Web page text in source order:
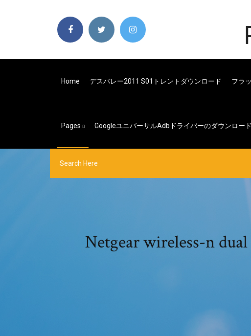
Home デスバレー2011 S01トレントダウンロード フラ
Pages Googleユニバーサルadbドライバーのダウンロード
Netgear wireless-n